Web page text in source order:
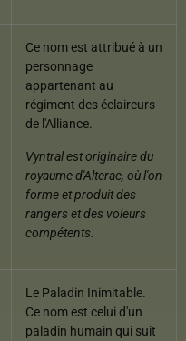
Ce nom est attribué à un
personnage
appartenant au
régiment des éclaireurs
de l'Alliance.
Vyntral est originaire du
royaume d'Alterac, où l'on
forme et produit des
rangers et des voleurs
compétents.
Le Paladin Inimitable.
Ce nom est celui d'un
paladin humain qui suit